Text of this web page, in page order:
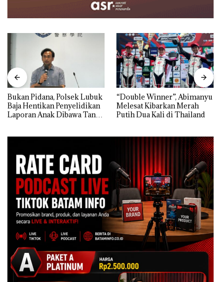
Bukan Pidana, Polsek Lubuk
Baja Hentikan Penyelidikan
Laporan Anak Dibawa Tanpa
“Double Winner”, Abimanyu
Melesat Kibarkan Merah
Putih Dua Kali di Thailand